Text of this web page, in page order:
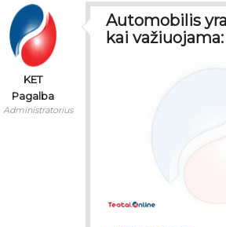
KET
Pagalba
Administratorius
Automobilis
kai važiuojama: